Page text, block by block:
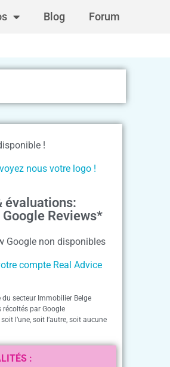
Blog Forum
!
nous votre logo !
évaluations:
Reviews*
Google non disponibles
compte Real Advice
secteur Immobilier Belge
récoltés par Google
l’une, soit l’autre, soit aucune
: